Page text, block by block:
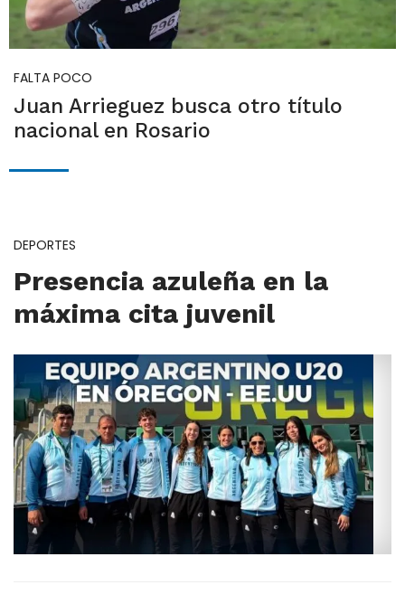
FALTA POCO
Juan Arrieguez busca otro título
nacional en Rosario
DEPORTES
Presencia azuleña en la
máxima cita juvenil